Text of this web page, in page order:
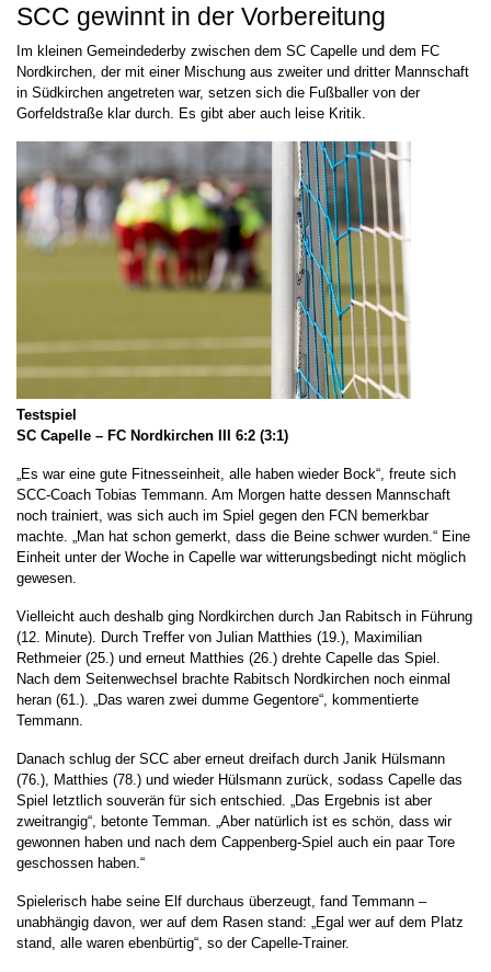
SCC gewinnt in der Vorbereitung
Im kleinen Gemeindederby zwischen dem SC Capelle und dem FC
Nordkirchen, der mit einer Mischung aus zweiter und dritter Mannschaft
in Südkirchen angetreten war, setzen sich die Fußballer von der
Gorfeldstraße klar durch. Es gibt aber auch leise Kritik.
Testspiel
SC Capelle – FC Nordkirchen III 6:2 (3:1)
„Es war eine gute Fitnesseinheit, alle haben wieder Bock“, freute sich
SCC-Coach Tobias Temmann. Am Morgen hatte dessen Mannschaft
noch trainiert, was sich auch im Spiel gegen den FCN bemerkbar
machte. „Man hat schon gemerkt, dass die Beine schwer wurden.“ Eine
Einheit unter der Woche in Capelle war witterungsbedingt nicht möglich
gewesen.
Vielleicht auch deshalb ging Nordkirchen durch Jan Rabitsch in Führung
(12. Minute). Durch Treffer von Julian Matthies (19.), Maximilian
Rethmeier (25.) und erneut Matthies (26.) drehte Capelle das Spiel.
Nach dem Seitenwechsel brachte Rabitsch Nordkirchen noch einmal
heran (61.). „Das waren zwei dumme Gegentore“, kommentierte
Temmann.
Danach schlug der SCC aber erneut dreifach durch Janik Hülsmann
(76.), Matthies (78.) und wieder Hülsmann zurück, sodass Capelle das
Spiel letztlich souverän für sich entschied. „Das Ergebnis ist aber
zweitrangig“, betonte Temman. „Aber natürlich ist es schön, dass wir
gewonnen haben und nach dem Cappenberg-Spiel auch ein paar Tore
geschossen haben.“
Spielerisch habe seine Elf durchaus überzeugt, fand Temmann –
unabhängig davon, wer auf dem Rasen stand: „Egal wer auf dem Platz
stand, alle waren ebenbürtig“, so der Capelle-Trainer.